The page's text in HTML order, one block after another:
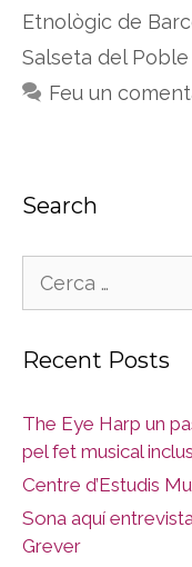
Etnològic de
Salseta del Poble
Feu un
Search
Recent Posts
The Eye Harp un
pel fet musical
Centre d’Estudis
Sona aquí
Grever